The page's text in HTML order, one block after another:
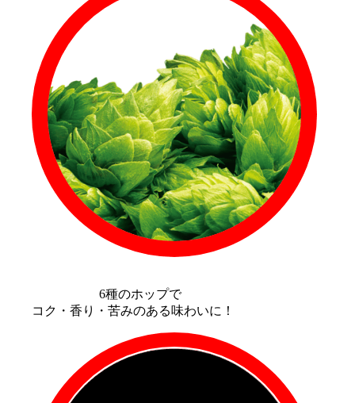
6種のホップで
コク・香り・苦みのある味わいに！